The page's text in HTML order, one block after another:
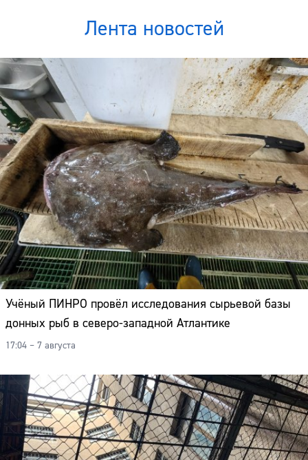
Лента новостей
Учёный ПИНРО провёл исследования сырьевой базы
донных рыб в северо-западной Атлантике
17:04 – 7 августа